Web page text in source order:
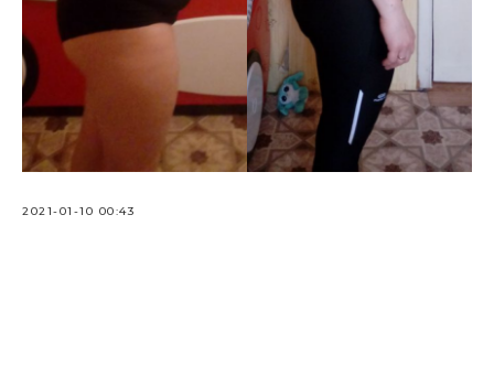
2021-01-10 00:43